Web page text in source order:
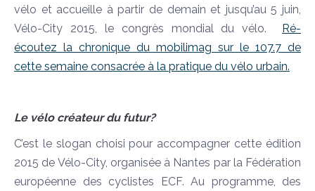
vélo et accueille à partir de demain et jusqu’au 5 juin,
Vélo-City 2015, le congrès mondial du vélo. Ré-
écoutez la chronique du mobilimag sur le 107.7 de
cette semaine consacrée à la pratique du vélo urbain.
Le vélo créateur du futur?
C’est le slogan choisi pour accompagner cette édition
2015 de Vélo-City, organisée à Nantes par la Fédération
européenne des cyclistes ECF. Au programme, des